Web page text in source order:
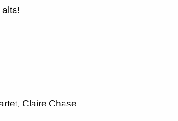
Claire Chase